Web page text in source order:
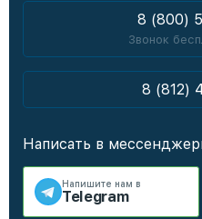
8 (800)
Звонок
8 (812)
Написать в
Напишите нам в
Telegram